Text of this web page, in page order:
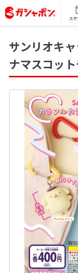
ス
サンリオキ
ナマスコッ